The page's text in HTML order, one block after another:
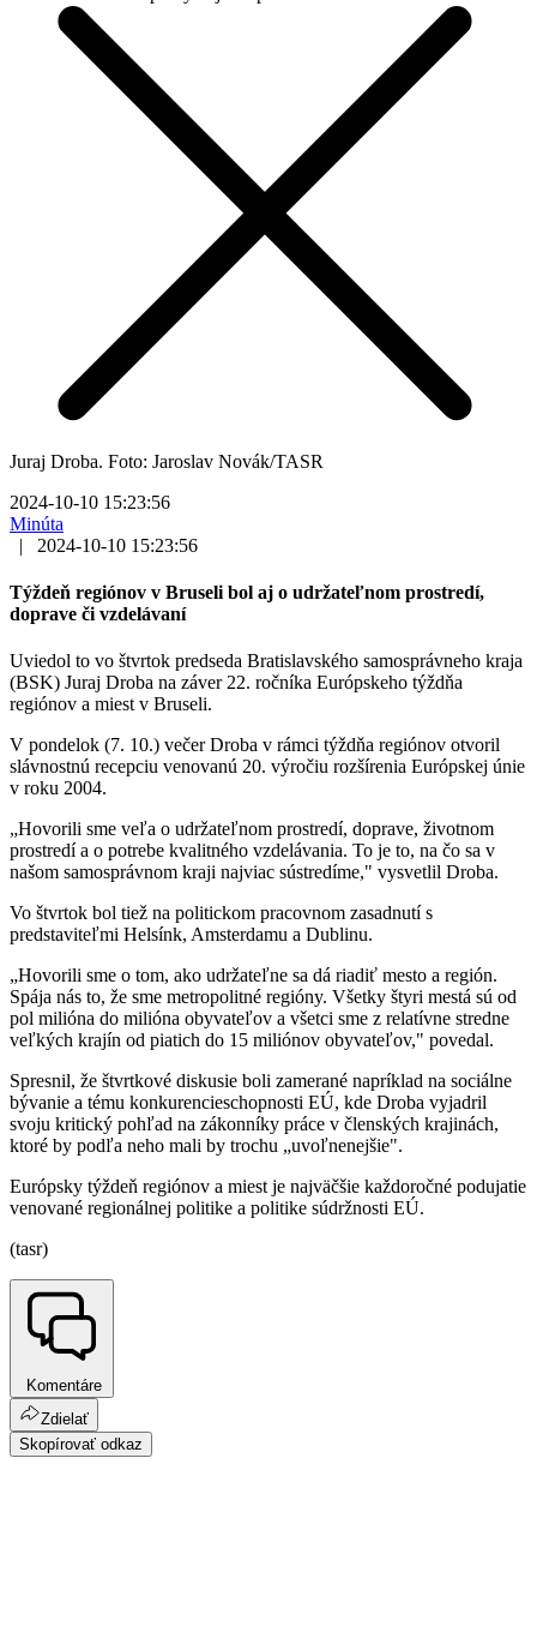
Juraj Droba. Foto: Jaroslav Novák/TASR
2024-10-10 15:23:56
Minúta
|
2024-10-10 15:23:56
Týždeň regiónov v Bruseli bol aj o udržateľnom prostredí,
doprave či vzdelávaní
Uviedol to vo štvrtok predseda Bratislavského samosprávneho kraja
(BSK) Juraj Droba na záver 22. ročníka Európskeho týždňa
regiónov a miest v Bruseli.
V pondelok (7. 10.) večer Droba v rámci týždňa regiónov otvoril
slávnostnú recepciu venovanú 20. výročiu rozšírenia Európskej únie
v roku 2004.
„Hovorili sme veľa o udržateľnom prostredí, doprave, životnom
prostredí a o potrebe kvalitného vzdelávania. To je to, na čo sa v
našom samosprávnom kraji najviac sústredíme," vysvetlil Droba.
Vo štvrtok bol tiež na politickom pracovnom zasadnutí s
predstaviteľmi Helsínk, Amsterdamu a Dublinu.
„Hovorili sme o tom, ako udržateľne sa dá riadiť mesto a región.
Spája nás to, že sme metropolitné regióny. Všetky štyri mestá sú od
pol milióna do milióna obyvateľov a všetci sme z relatívne stredne
veľkých krajín od piatich do 15 miliónov obyvateľov," povedal.
Spresnil, že štvrtkové diskusie boli zamerané napríklad na sociálne
bývanie a tému konkurencieschopnosti EÚ, kde Droba vyjadril
svoju kritický pohľad na zákonníky práce v členských krajinách,
ktoré by podľa neho mali by trochu „uvoľnenejšie".
Európsky týždeň regiónov a miest je najväčšie každoročné podujatie
venované regionálnej politike a politike súdržnosti EÚ.
(tasr)
Komentáre
Zdielať
Skopírovať odkaz